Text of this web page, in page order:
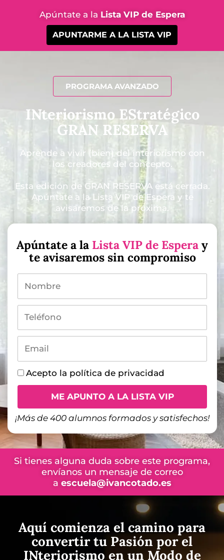
Apúntate a la Lista VIP de Espera
APUNTARME A LA LISTA VIP
PROGRAMA AVANZADO
INteriorismo EStratégico
GRAN RESERVA
Aprende a vivir (bien) del interiorismo con
los creadores del concepto.
Esta edición de GRAN RESERVA está cerrada.
Apúntate a la Lista VIP de Espera y te
avisaremos de la próxima.
Apúntate a la Lista VIP de Espera y
te avisaremos sin compromiso
Política
Acepto la política de privacidad
ME APUNTO A LA LISTA VIP
¡Más de 400 alumnos formados y satisfechos!
Si tienes alguna duda sobre este programa,
envíanos un mensaje de correo
a escuela@ivancotado.es
Aquí comienza el camino para
convertir tu Pasión por el
INteriorismo en un Modo de